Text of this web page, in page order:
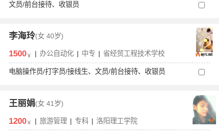
文员/前台接待、收银员
李海玲(女 40岁)
1500￥ | 办公自动化 | 中专 | 省经贸工程技术学校
电脑操作员/打字员/接线生、文员/前台接待、收银员
王丽娟(女 41岁)
1200￥ | 旅游管理 | 专科 | 洛阳理工学院